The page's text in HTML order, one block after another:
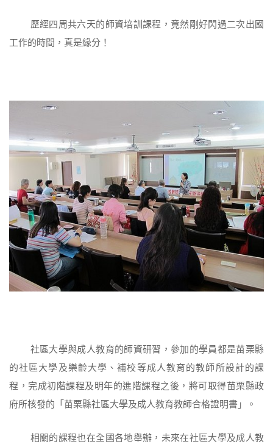
歷經四周共六天的師資培訓課程，竟然剛好閃過二次出國
工作的時間，真是緣分！
社區大學與成人教育的師資研習，參加的學員都是苗栗縣
的社區大學及樂齡大學、補校等成人教育的教師所設計的課
程，完成初階課程及明年的進階課程之後，將可取得苗栗縣政
府所核發的「苗栗縣社區大學及成人教育教師合格證明書」。
相關的課程也在全國各地舉辦，未來在社區大學及成人教